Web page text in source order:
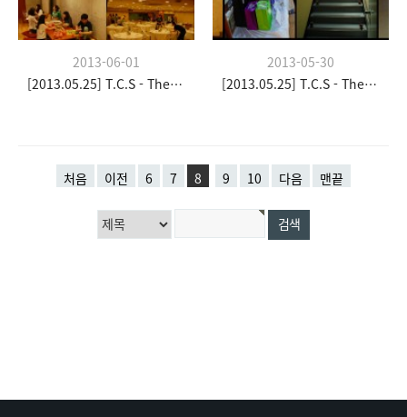
2013-06-01
[2013.05.25] T.C.S - The Church Stay
2013-05-30
[2013.05.25] T.C.S - The Church Stay
처음 이전 6 7 8 9 10 다음 맨끝